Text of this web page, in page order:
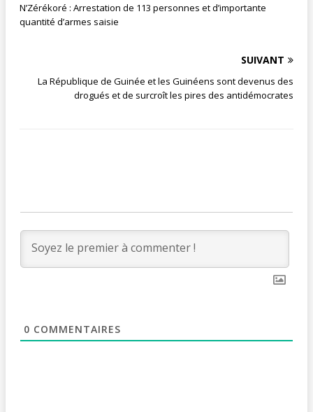
N’Zérékoré : Arrestation de 113 personnes et d’importante
quantité d’armes saisie
SUIVANT
La République de Guinée et les Guinéens sont devenus des
drogués et de surcroît les pires des antidémocrates
0 COMMENTAIRES